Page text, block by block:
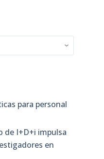
para personal
de I+D+i impulsa
en